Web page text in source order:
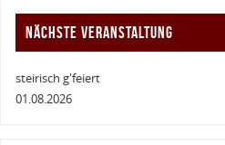
NÄCHSTE VERANSTALTUNG
steirisch g'feiert
01.08.2026